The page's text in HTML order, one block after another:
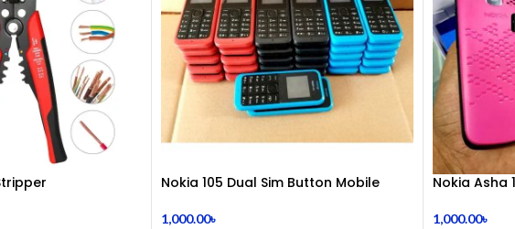
Nokia 105 Dual Sim Button Mobile
1,000.00৳
Nokia Asha
1,000.00৳